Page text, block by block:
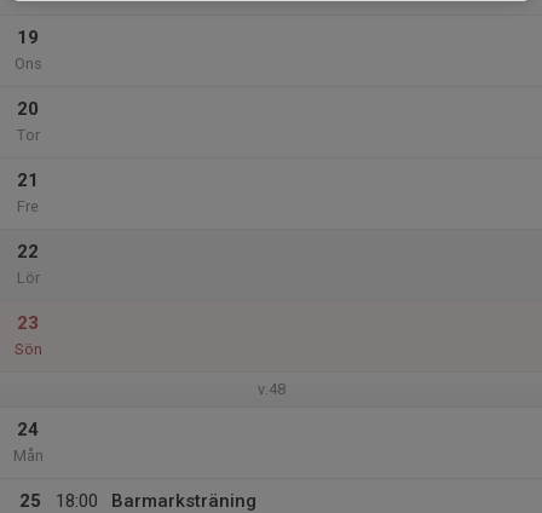
19
Ons
20
Tor
21
Fre
22
Lör
23
Sön
v.48
24
Mån
25
18:00
Barmarksträning